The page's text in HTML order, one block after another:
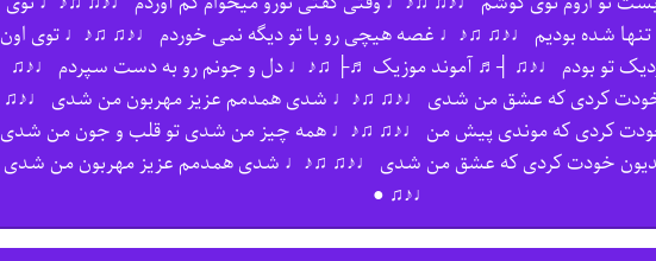
تنها شده بودیم ♩♪♫ ♫♪♩ غصه هیچی رو با تو دیگه نمی خوردم ♩♪♫ ♫♪♩ توی اون
تو بودم ♩♪♫ ┤♬ آموند موزیک ♬├ ♫♪♩ دل و جونم رو به دست سپردم ♩♪♫
کردی که عشق من شدی ♩♪♫ ♫♪♩ شدی همدمم عزیز مهربون من شدی ♩♪♫
کردی که موندی پیش من ♩♪♫ ♫♪♩ همه چیز من شدی تو قلب و جون من شدی
خودت کردی که عشق من شدی ♩♪♫ ♫♪♩ شدی همدمم عزیز مهربون من شدی
♩♪♫ ●